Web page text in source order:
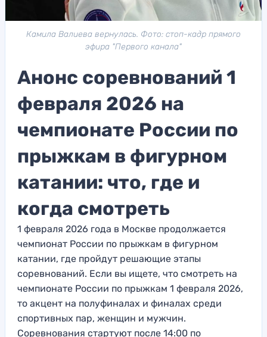
Камила Валиева вернулась. Фото: стоп-кадр прямого
эфира "Первого канала"
Анонс соревнований 1
февраля 2026 на
чемпионате России по
прыжкам в фигурном
катании: что, где и
когда смотреть
1 февраля 2026 года в Москве продолжается
чемпионат России по прыжкам в фигурном
катании, где пройдут решающие этапы
соревнований. Если вы ищете, что смотреть на
чемпионате России по прыжкам 1 февраля 2026,
то акцент на полуфиналах и финалах среди
спортивных пар, женщин и мужчин.
Соревнования стартуют после 14:00 по